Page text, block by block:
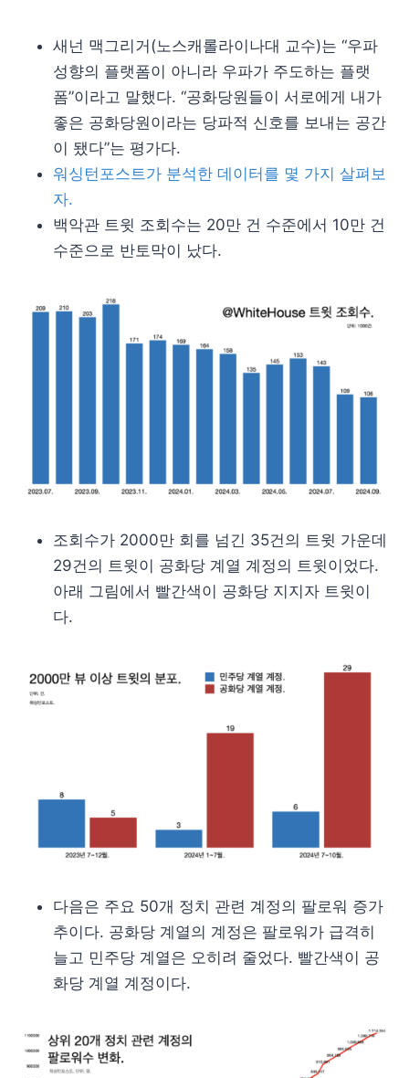
새넌 맥그리거(노스캐롤라이나대 교수)는 “우파
성향의 플랫폼이 아니라 우파가 주도하는 플랫
폼”이라고 말했다. “공화당원들이 서로에게 내가
좋은 공화당원이라는 당파적 신호를 보내는 공간
이 됐다”는 평가다.
워싱턴포스트가 분석한 데이터를 몇 가지 살펴보
자.
백악관 트윗 조회수는 20만 건 수준에서 10만 건
수준으로 반토막이 났다.
조회수가 2000만 회를 넘긴 35건의 트윗 가운데
29건의 트윗이 공화당 계열 계정의 트윗이었다.
아래 그림에서 빨간색이 공화당 지지자 트윗이
다.
다음은 주요 50개 정치 관련 계정의 팔로워 증가
추이다. 공화당 계열의 계정은 팔로워가 급격히
늘고 민주당 계열은 오히려 줄었다. 빨간색이 공
화당 계열 계정이다.